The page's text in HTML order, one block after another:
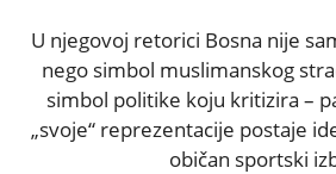
U njegovoj retorici Bosna nije
nego simbol muslimanskog
simbol politike koju kritizira –
„svoje“ reprezentacije postaje
običan sportski